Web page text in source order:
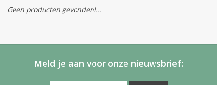
Geen producten gevonden!...
Meld je aan voor onze nieuwsbrief: